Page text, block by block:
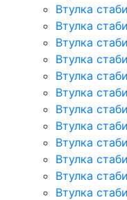
Втулка
Втулка
Втулка
Втулка
Втулка
Втулка
Втулка
Втулка
Втулка
Втулка
Втулка
Втулка